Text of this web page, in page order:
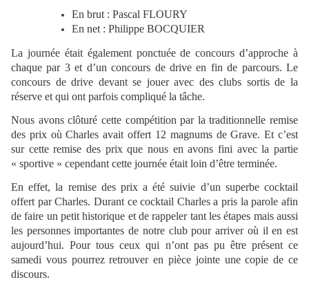
En brut : Pascal FLOURY
En net : Philippe BOCQUIER
La journée était également ponctuée de concours d’approche à
chaque par 3 et d’un concours de drive en fin de parcours. Le
concours de drive devant se jouer avec des clubs sortis de la
réserve et qui ont parfois compliqué la tâche.
Nous avons clôturé cette compétition par la traditionnelle remise
des prix où Charles avait offert 12 magnums de Grave. Et c’est
sur cette remise des prix que nous en avons fini avec la partie
« sportive » cependant cette journée était loin d’être terminée.
En effet, la remise des prix a été suivie d’un superbe cocktail
offert par Charles. Durant ce cocktail Charles a pris la parole afin
de faire un petit historique et de rappeler tant les étapes mais aussi
les personnes importantes de notre club pour arriver où il en est
aujourd’hui. Pour tous ceux qui n’ont pas pu être présent ce
samedi vous pourrez retrouver en pièce jointe une copie de ce
discours.